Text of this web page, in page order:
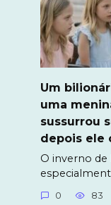
Um
uma
sussurrou
depois ele
O inverno
0 83